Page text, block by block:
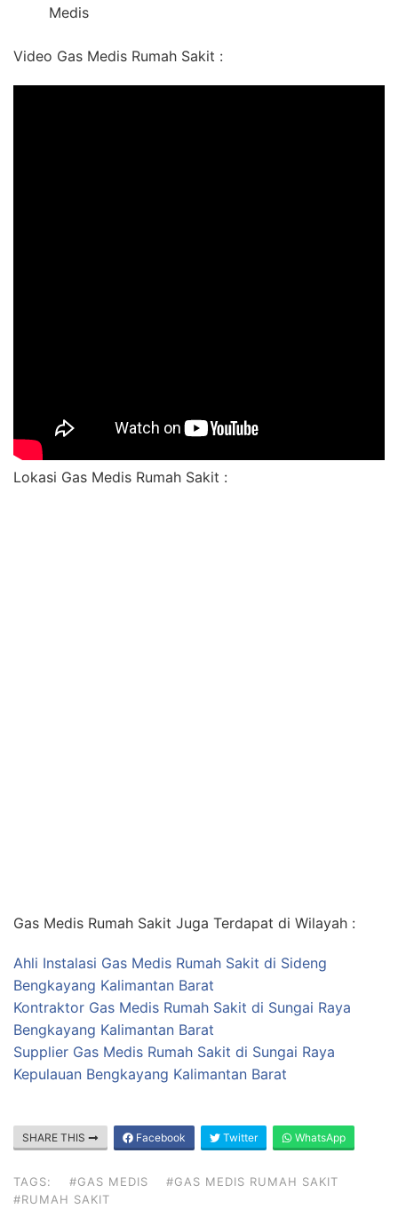
Medis
Video Gas Medis Rumah Sakit :
Lokasi Gas Medis Rumah Sakit :
Gas Medis Rumah Sakit Juga Terdapat di Wilayah :
Ahli Instalasi Gas Medis Rumah Sakit di Sideng
Bengkayang Kalimantan Barat
Kontraktor Gas Medis Rumah Sakit di Sungai Raya
Bengkayang Kalimantan Barat
Supplier Gas Medis Rumah Sakit di Sungai Raya
Kepulauan Bengkayang Kalimantan Barat
SHARE THIS Facebook Twitter WhatsApp
TAGS: #GAS MEDIS
#GAS MEDIS RUMAH SAKIT
#RUMAH SAKIT